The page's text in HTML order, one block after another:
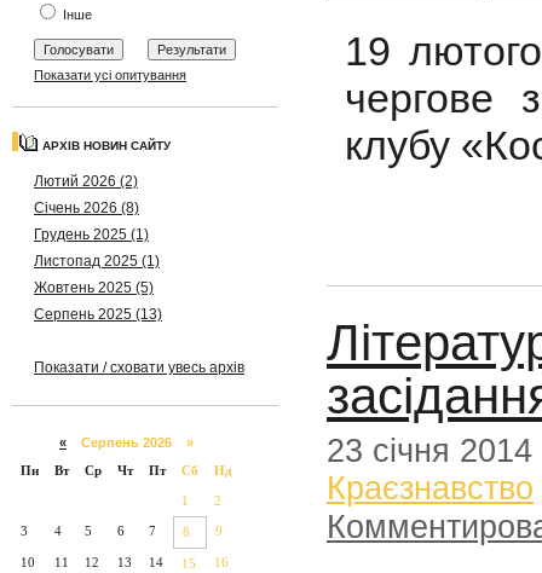
Інше
Показати усі опитування
АРХІВ НОВИН САЙТУ
Лютий 2026 (2)
Січень 2026 (8)
Грудень 2025 (1)
Листопад 2025 (1)
Жовтень 2025 (5)
Серпень 2025 (13)
Показати / сховати увесь архів
« Серпень 2026 »
Пн
Вт Ср Чт Пт Сб Нд
1 2
3 4 5 6 7 8 9
10 11 12 13 14 15 16
19
чергове
клубу
23 січня 2014
Краєзнавство